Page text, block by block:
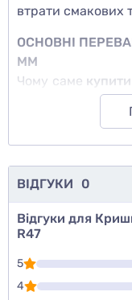
втрати смакових
ОСНОВНІ
ММ
Чому саме
вигідне
точній посадці
Виготовлені з
міцність
висоту 15 мм
гарячого
Мають
ВІДГУКИ 0
Відгуки для
R47
5
4